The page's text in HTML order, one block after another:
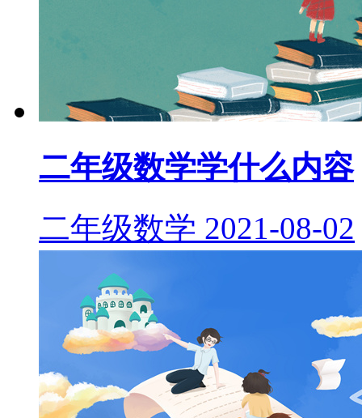
二年级数学学什么内容
二年级数学 2021-08-02